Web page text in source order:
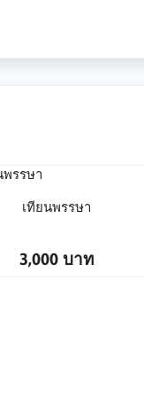
เทียนพรรษา
3,000 บาท